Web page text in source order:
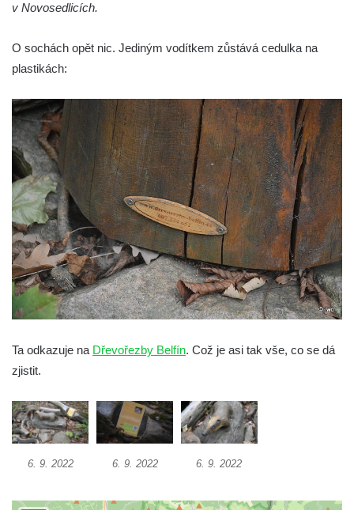
Socha vodníka v Plavu
Třebušíně
Fischera na domě čp. 5/16 na třídě 9.
května v Rumburku
Pamětní deska Johanna Neumanna
severně od Tokáně
Obrázek svatého Huberta na buku svatého
Huberta
Obrázek svatého Jakuba na skále u cesty
východně od Srbské Kamenice
Busta Jana Amose Komenského na domě
čp. 37 v Račicích
Československé armády v Teplicích
Sochy Ptáci v Tierpark Chemnitz
Socha Skupina jeřábů v Tierpark Chemnitz
Socha Panter v ZOO Leipzig
v Novosedlicích.
O sochách opět nic. Jediným vodítkem zůstává cedulka na
plastikách:
Ta odkazuje na Dřevořezby Belfín. Což je asi tak vše, co se dá
zjistit.
6. 9. 2022 6. 9. 2022 6. 9. 2022